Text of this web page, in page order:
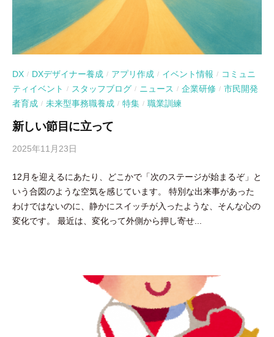
DX / DXデザイナー養成 / アプリ作成 / イベント情報 / コミュニ
ティイベント
/ スタッフブログ / ニュース / 企業研修 / 市民開発
者育成 / 未来型事務職養成 / 特集 / 職業訓練
新しい節目に立って
2025年11月23日
吉
田
豪
12月を迎えるにあたり、どこかで「次のステージが始まるぞ」と
いう合図のような空気を感じています。 特別な出来事があった
わけではないのに、静かにスイッチが入ったような、そんな心の
変化です。 最近は、変化って外側から押し寄せ...